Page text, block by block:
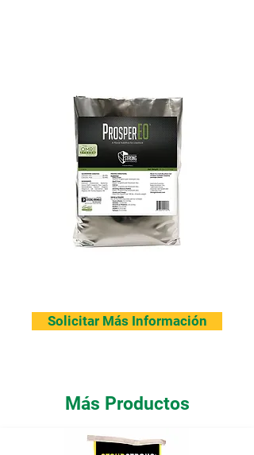
Solicitar Más Información
Más Productos